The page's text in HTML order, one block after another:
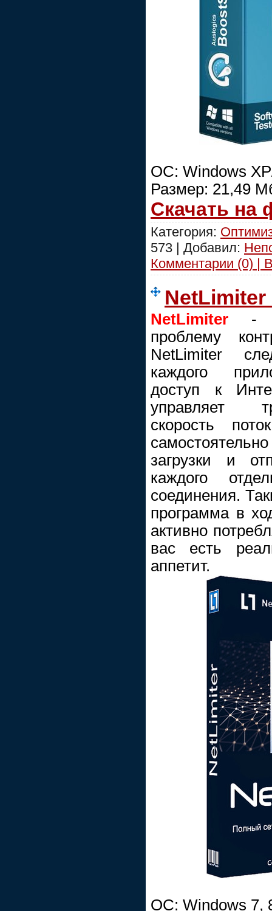
ОС: Windows
Размер: 21,49
Скачать на
Категория:
573 | Добавил:
Комментарии (0) |
NetLimiter
NetLimiter -
проблему
NetLimiter
каждого
доступ к
управляет
скорость
загрузки и
каждого
соединения.
программа в
активно
вас есть
аппетит.
ОС: Windows 7,